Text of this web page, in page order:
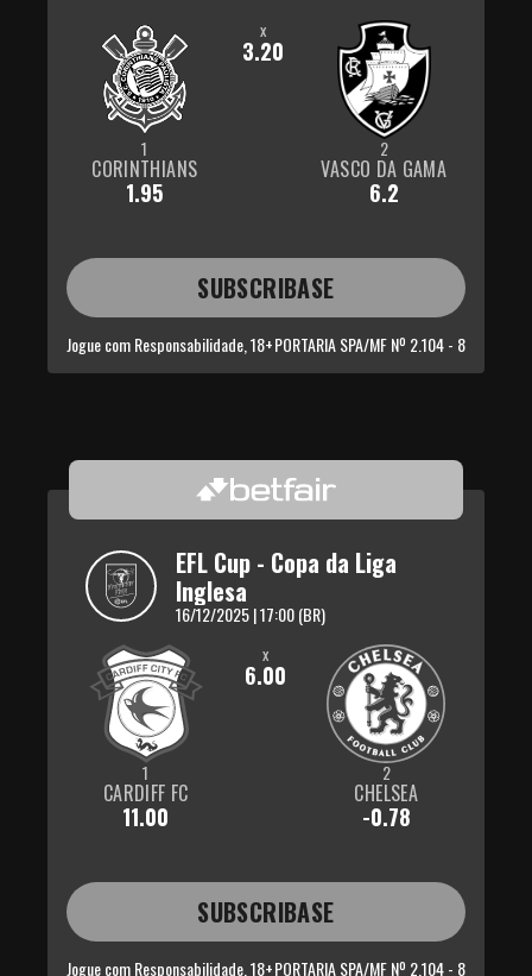
1
CORINTHIANS
1.95
x
3.20
2
VASCO DA GAMA
6.2
SUBSCRIBASE
Jogue com Responsabilidade, 18+PORTARIA SPA/MF Nº 2.104 - 8
EFL Cup - Copa da Liga
Inglesa
16/12/2025 | 17:00 (BR)
1
CARDIFF FC
11.00
x
6.00
2
CHELSEA
-0.78
SUBSCRIBASE
Jogue com Responsabilidade, 18+PORTARIA SPA/MF Nº 2.104 - 8